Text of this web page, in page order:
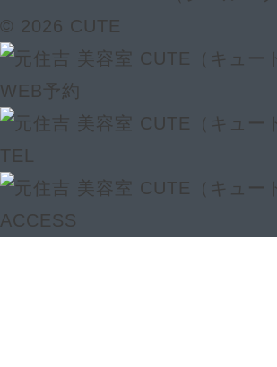
© 2026 CUTE
WEB予約
TEL
ACCESS